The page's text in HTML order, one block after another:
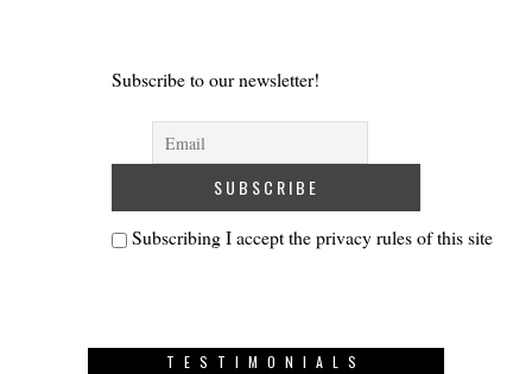
Subscribe to our newsletter!
Subscribing I accept the privacy rules of this site
TESTIMONIALS